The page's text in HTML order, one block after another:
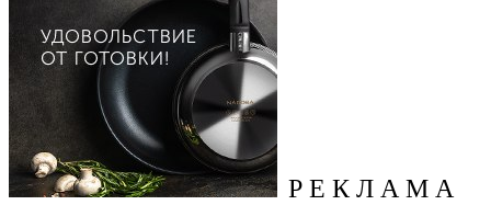
Р Е К Л А М А